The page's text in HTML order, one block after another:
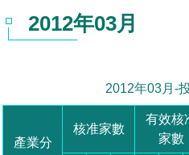
即時新聞澄清專區
招標資訊
設立沿革
首長介紹
局長小檔案
局長電子信箱
組織法
施政主軸
臺南園區
競爭優勢
橋頭園區
工商服務
申請流程及表單